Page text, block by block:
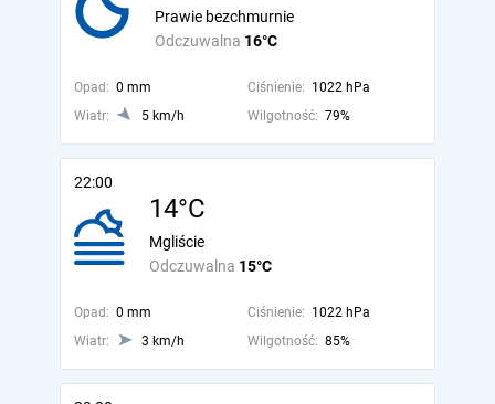
Odczuwalna 16°C
Prawie bezchmurnie
Opad: 0 mm Ciśnienie: 1022 hPa
Wiatr:
5 km/h Wilgotność: 79%
22:00
14°C
Odczuwalna 15°C
Mgliście
Opad: 0 mm Ciśnienie: 1022 hPa
Wiatr:
3 km/h Wilgotność: 85%